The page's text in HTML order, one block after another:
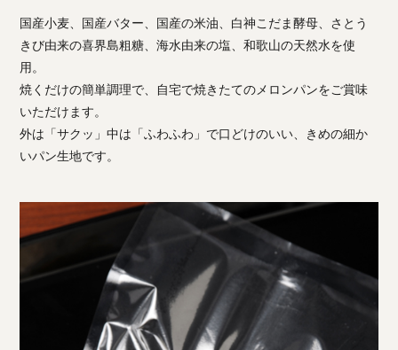
国産小麦、国産バター、国産の米油、白神こだま酵母、さとう
きび由来の喜界島粗糖、海水由来の塩、和歌山の天然水を使
用。
焼くだけの簡単調理で、自宅で焼きたてのメロンパンをご賞味
いただけます。
外は「サクッ」中は「ふわふわ」で口どけのいい、きめの細か
いパン生地です。